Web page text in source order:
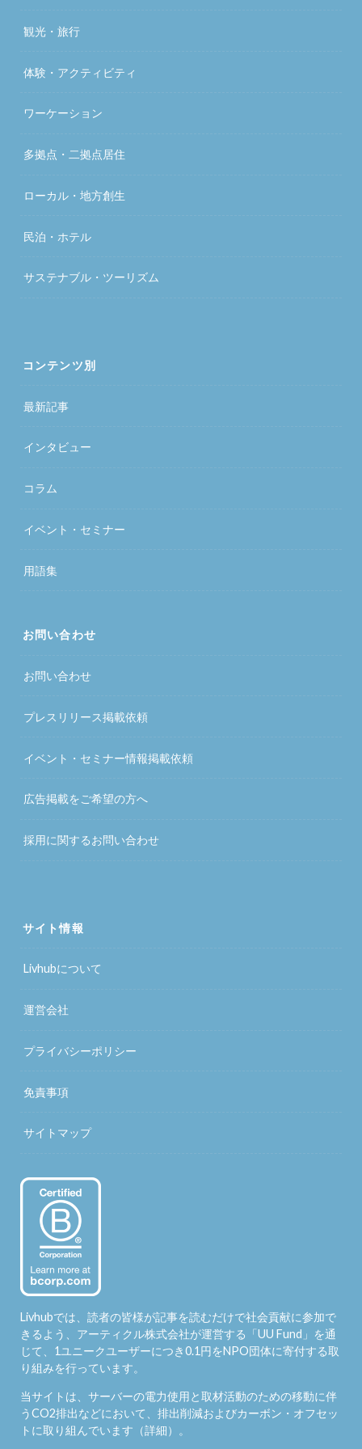
観光・旅行
体験・アクティビティ
ワーケーション
多拠点・二拠点居住
ローカル・地方創生
民泊・ホテル
サステナブル・ツーリズム
コンテンツ別
最新記事
インタビュー
コラム
イベント・セミナー
用語集
お問い合わせ
お問い合わせ
プレスリリース掲載依頼
イベント・セミナー情報掲載依頼
広告掲載をご希望の方へ
採用に関するお問い合わせ
サイト情報
Livhubについて
運営会社
プライバシーポリシー
免責事項
サイトマップ
Livhubでは、読者の皆様が記事を読むだけで社会貢献に参加で
きるよう、アーティクル株式会社が運営する「UU Fund 」を通
じて、1ユニークユーザーにつき0.1円をNPO団体に寄付する取
り組みを行っています。
当サイトは、サーバーの電力使用と取材活動のための移動に伴
うCO2排出などにおいて、排出削減およびカーボン・オフセッ
トに取り組んでいます（詳細）。